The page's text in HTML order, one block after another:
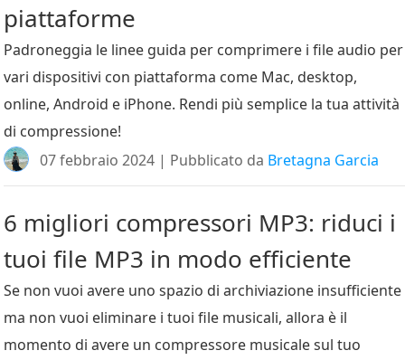
piattaforme
Padroneggia le linee guida per comprimere i file audio per
vari dispositivi con piattaforma come Mac, desktop,
online, Android e iPhone. Rendi più semplice la tua attività
di compressione!
07 febbraio 2024 | Pubblicato da Bretagna Garcia
6 migliori compressori MP3: riduci i
tuoi file MP3 in modo efficiente
Se non vuoi avere uno spazio di archiviazione insufficiente
ma non vuoi eliminare i tuoi file musicali, allora è il
momento di avere un compressore musicale sul tuo